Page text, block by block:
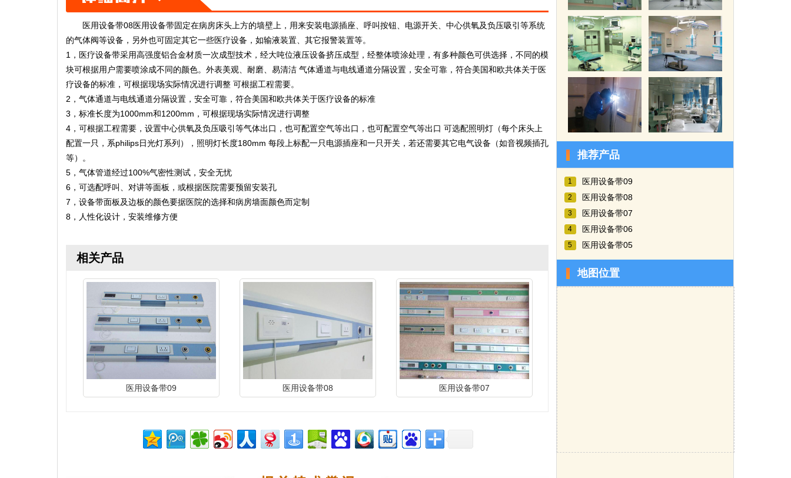
医用设备带08医用设备带固定在病房床头上方的墙壁上，用来安装电源插座、呼叫按钮、电源开关、中心供氧及负压吸引等系统
的气体阀等设备，另外也可固定其它一些医疗设备，如输液装置、其它报警装置等。
1，医疗设备带采用高强度铝合金材质一次成型技术，经大吨位液压设备挤压成型，经整体喷涂处理，有多种颜色可供选择，不同的模
块可根据用户需要喷涂成不同的颜色。外表美观、耐磨、易清洁 气体通道与电线通道分隔设置，安全可靠，符合美国和欧共体关于医
疗设备的标准，可根据现场实际情况进行调整 可根据工程需要。
2，气体通道与电线通道分隔设置，安全可靠，符合美国和欧共体关于医疗设备的标准
3，标准长度为1000mm和1200mm，可根据现场实际情况进行调整
4，可根据工程需要，设置中心供氧及负压吸引等气体出口，也可配置空气等出口，也可配置空气等出口 可选配照明灯（每个床头上
配置一只，系philips日光灯系列），照明灯长度180mm 每段上标配一只电源插座和一只开关，若还需要其它电气设备（如音视频插孔
等）。
5，气体管道经过100%气密性测试，安全无忧
6，可选配呼叫、对讲等面板，或根据医院需要预留安装孔
7，设备带面板及边板的颜色要据医院的选择和病房墙面颜色而定制
8，人性化设计，安装维修方便
相关产品
医用设备带09 医用设备带08 医用设备带07
推荐产品
1 医用设备带09
2 医用设备带08
3 医用设备带07
4 医用设备带06
5 医用设备带05
地图位置